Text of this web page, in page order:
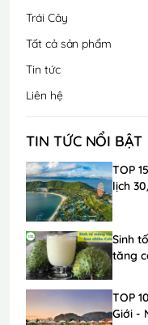
Trái Cây
Tất cả sản phẩm
Tin tức
Liên hệ
TIN TỨC NỔI BẬT
TOP
lịch
Sinh
tăng
TOP
Giới -